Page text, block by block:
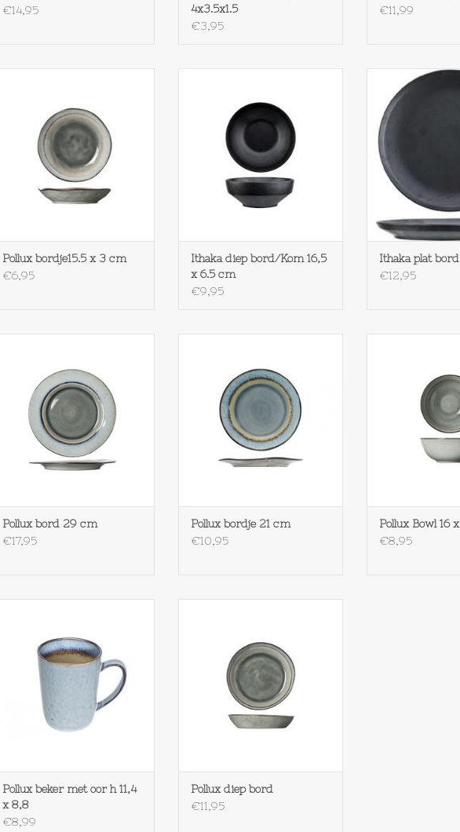
€14,95
4x3.5x1.5
€3,95
€11,99
TOEVOEGEN AAN WINKELWAGEN
Pollux bordje15.5 x 3 cm
€6,95
TOEVOEGEN AAN WINKELWAGEN
Ithaka diep bord/Kom 16,5
x 6.5 cm
€9,95
Cosy & Trendy
TOEVOEGEN AAN
Ithaka plat
€12,95
Pollux bord 29 cm
€17,95
TOEVOEGEN AAN WINKELWAGEN
Pollux bordje 21 cm
€10,95
TOEVOEGEN AAN
Pollux Bowl 16
€8,95
oor h 11,4 x 8,8
TOEVOEGEN AAN WINKELWAGEN
Pollux beker met oor h 11,4
x 8,8
€8,99
Pollux diep bord
€11,95